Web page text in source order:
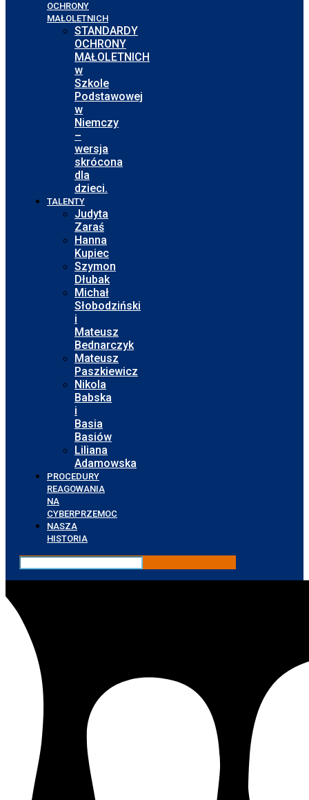
OCHRONY
MAŁOLETNICH
STANDARDY
OCHRONY
MAŁOLETNICH
w
Szkole
Podstawowej
w
Niemczy
–
wersja
skrócona
dla
dzieci.
TALENTY
Judyta
Zaraś
Hanna
Kupiec
Szymon
Dłubak
Michał
Słobodziński
i
Mateusz
Bednarczyk
Mateusz
Paszkiewicz
Nikola
Babska
i
Basia
Basiów
Liliana
Adamowska
PROCEDURY
REAGOWANIA
NA
CYBERPRZEMOC
NASZA
HISTORIA